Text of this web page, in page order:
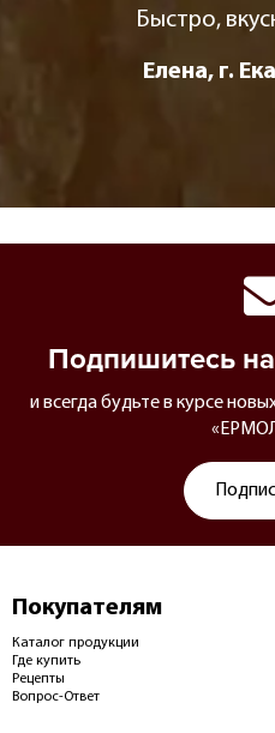
Быстро,
Елена, г.
Подпишитесь
и всегда будьте в курсе
Покупателям
Каталог продукции
Где купить
Рецепты
Вопрос-Ответ